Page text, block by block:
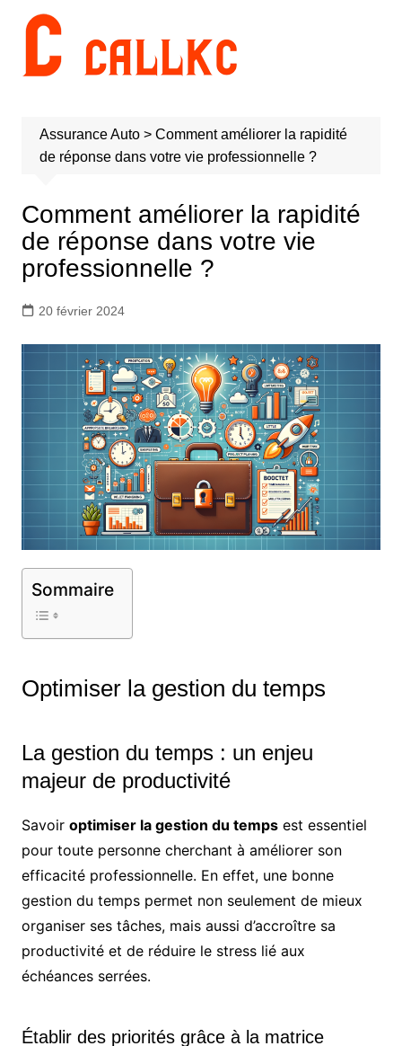
contenu
Assurance Auto> Comment améliorer la rapidité
de réponse dans votre vie professionnelle ?
Comment améliorer la rapidité
de réponse dans votre vie
professionnelle ?
20 février 2024
Sommaire
Optimiser la gestion du temps
La gestion du temps : un enjeu
majeur de productivité
Savoir optimiser la gestion du tempsest essentiel
pour toute personne cherchant à améliorer son
efficacité professionnelle. En effet, une bonne
gestion du temps permet non seulement de mieux
organiser ses tâches, mais aussi d’accroître sa
productivité et de réduire le stress lié aux
échéances serrées.
Établir des priorités grâce à la matrice